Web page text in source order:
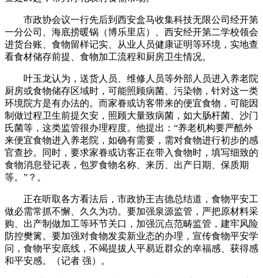
市政协会议一行先后到西安盒马收集科技无限公司经开第
一分公司、海底捞暖锅（博乐里店）、西安经开第二学校领会
进货台账、食物留样记实、从业人员健康证明等环境，实地查
看食材储存前提、食物加工流程和厨房卫生情况。
叶玉龙认为，送货人员、维修人员等外部人员进入养老院
厨房或食物储存区域时，可能照顾病菌、污染物，针对这一类
环境院方是有办法的。而家眷或访客带来的便宜食物，可能因
制做过程卫生前提欠安，照顾大量致病菌，如大肠杆菌、沙门
氏菌等，这类监管很办理程度。他提出：“养老机构要严酷外
来便宜食物进入养老院，如确有需要，需对食物进行初步的感
官查抄。同时，要求家眷或访客正在带入食物时，填写细致的
食物消息登记表，包罗食物名称、来历、出产日期、保质期
等。”？。
正在听取各方看法后，市政协王吉德总结道，食物平安工
做必需常抓不懈、久久为功。要加强泉源监管，严把原材料采
购、出产制做加工等环节关口，加强沉点范畴监管，建牢风险
防控樊篱。要加强对食物发卖新业态的办理，宣传食物平安学
问，食物平安底线，不竭提拔人平易近群众的幸福感、获得感
和平安感。（记者 强）。